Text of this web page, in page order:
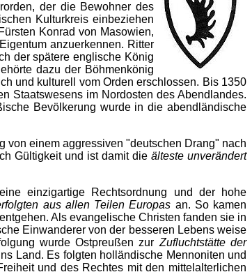
der die Bewohner des
Kulturkreis einbeziehen
Konrad von Masowien,
anzuerkennen. Ritter
der spätere englische König
dazu der Böhmenkönig
und kulturell vom Orden erschlossen. Bis 1350
Staatswesens im Nordosten des Abendlandes.
Bevölkerung wurde in die abendländische
von einem aggressiven "deutschen Drang" nach
Gültigkeit und ist damit die älteste unverändert
einzigartige Rechtsordnung und der hohe
aus allen Teilen Europas an. So kamen
Als evangelische Christen fanden sie in
Einwanderer von der besseren Lebens weise
wurde Ostpreußen zurZufluchtstätte der
Land. Es folgten holländische Mennoniten und
und des Rechtes mit den mittelalterlichen